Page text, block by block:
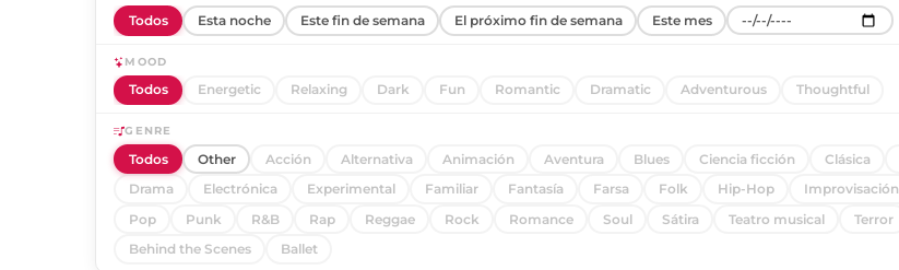
Todos Esta noche Este fin de semana El próximo fin de semana Este mes
MOOD
Todos Energetic Relaxing Dark Fun Romantic Dramatic Adventurous Thoughtful
GENRE
Todos Other Acción Alternativa Animación Aventura Blues Ciencia ficción Clásica
Drama
Electrónica Experimental Familiar Fantasía Farsa Folk Hip-Hop Improvisación
Pop
Punk R&B Rap Reggae Rock Romance Soul Sátira Teatro musical Terror
Behind the Scenes
Ballet